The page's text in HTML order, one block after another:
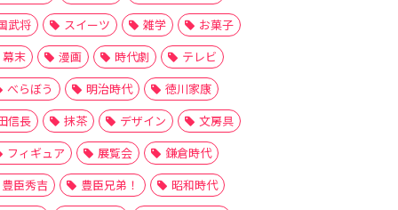
武将
スイーツ 雑学
お菓子
幕末
漫画 時代劇
テレビ
べらぼう
明治時代
徳川家康
信長
抹茶 デザイン
文房具
フィギュア
展覧会
鎌倉時代
豊臣秀吉
豊臣兄弟！
昭和時代